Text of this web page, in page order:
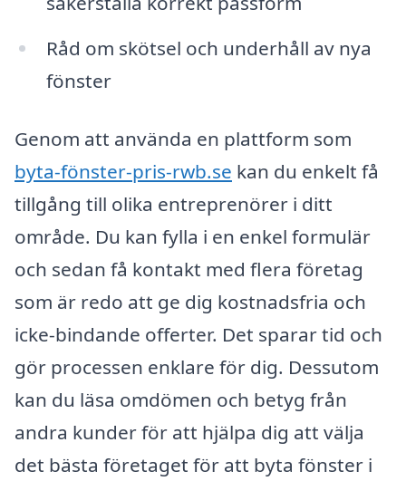
Råd om skötsel och underhåll av nya
fönster
Genom att använda en plattform som
byta-fönster-pris-rwb.se kan du enkelt få
tillgång till olika entreprenörer i ditt
område. Du kan fylla i en enkel formulär
och sedan få kontakt med flera företag
som är redo att ge dig kostnadsfria och
icke-bindande offerter. Det sparar tid och
gör processen enklare för dig. Dessutom
kan du läsa omdömen och betyg från
andra kunder för att hjälpa dig att välja
det bästa företaget för att byta fönster i